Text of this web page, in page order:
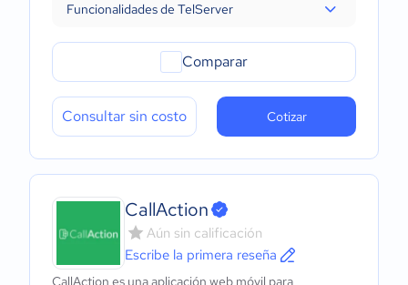
Funcionalidades de TelServer
Comparar
Consultar sin costo Cotizar
CallAction
Aún sin calificación
Escribe la primera reseña
CallAction es una aplicación web móvil para